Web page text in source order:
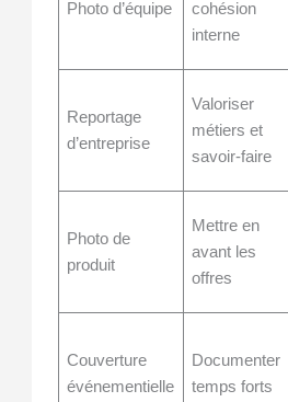
Photo d’équipe
cohésion
interne
Reportage
d’entreprise
Valoriser
métiers et
savoir-faire
Photo de
produit
Mettre en
avant les
offres
Couverture
événementielle
Documenter
temps forts